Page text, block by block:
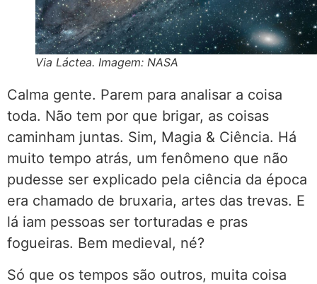
Via Láctea. Imagem: NASA
Calma gente. Parem para analisar a coisa
toda. Não tem por que brigar, as coisas
caminham juntas. Sim, Magia & Ciência. Há
muito tempo atrás, um fenômeno que não
pudesse ser explicado pela ciência da época
era chamado de bruxaria, artes das trevas. E
lá iam pessoas ser torturadas e pras
fogueiras. Bem medieval, né?
Só que os tempos são outros, muita coisa